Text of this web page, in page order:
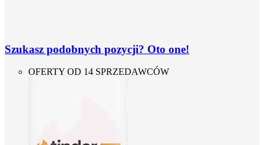
Szukasz podobnych pozycji? Oto one!
OFERTY OD 14 SPRZEDAWCÓW